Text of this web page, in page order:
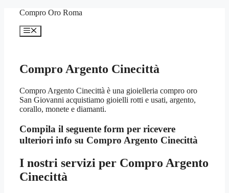
contenuto
Compro Oro Roma
Menu
Compro Argento Cinecittà
Compro Argento Cinecittà è una gioielleria compro oro
San Giovanni acquistiamo gioielli rotti e usati, argento,
corallo, monete e diamanti.
Compila il seguente form per ricevere
ulteriori info su Compro Argento Cinecittà
I nostri servizi per Compro Argento
Cinecittà